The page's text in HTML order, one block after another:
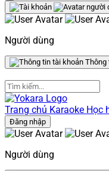
Người dùng
Thông
Trang chủ Karaoke Học
Đăng nhập
Người dùng